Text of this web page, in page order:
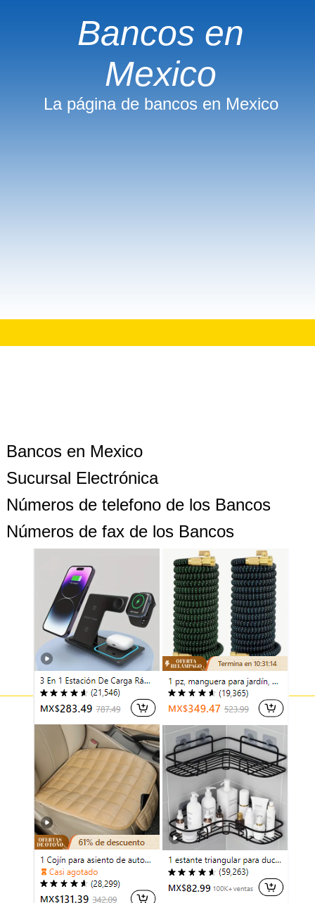
Bancos en
Mexico
La página de bancos en Mexico
Bancos en Mexico
Sucursal Electrónica
Números de telefono de los Bancos
Números de fax de los Bancos